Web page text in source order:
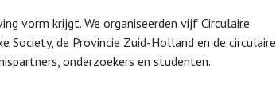
vorm krijgt. We organiseerden vijf Circulaire
Society, de Provincie Zuid-Holland en de circulaire
onderzoekers en studenten.